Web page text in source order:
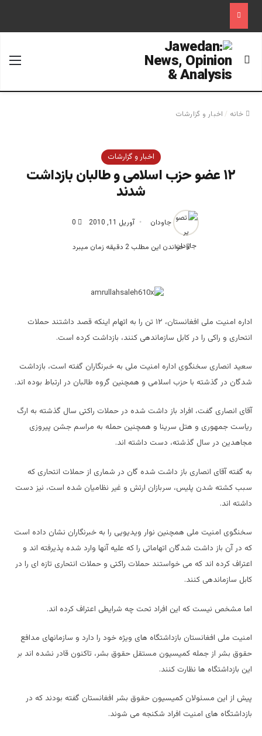
جستجو برای
خانه / اخبار و گزارشات
اخبار و گزارشات
۱۲ عضو حزب اسلامی و طالبان بازداشت
شدند
جاودان آوریل 11, 2010 0
خواندن این مطلب 2 دقیقه زمان میبرد
اداره امنیت ملی افغانستان، ۱۲ تن را به اتهام اینکه قصد داشتند حملات
انتحاری و راکی را در کابل سازماندهی کنند، بازداشت کرده است.
سعید انصاری سخنگوی اداره امنیت ملی به خبرنگاران گفته است، بازداشت
شدگان در گذشته با حزب اسلامی و همچنین گروه طالبان در ارتباط بوده اند.
آقای انصاری گفت، افراد باز داشت شده در حملات راکتی سال گذشته به ارگ
ریاست جمهوری و هتل سرینا و همچنین حمله به مراسم جشن پیروزی
مجاهدین در سال گذشته، دست داشته اند.
به گفته آقای انصاری باز داشت شده گان در شماری از حملات انتحاری که
سبب کشته شدن پلیس، سربازان ارتش و غیر نظامیان شده است، نیز دست
داشته اند.
سخنگوی امنیت ملی همچنین نوار ویدیویی را به خبرنگاران نشان داده است
که در آن باز داشت شدگان اتهاماتی را که علیه آنها وارد شده پذیرفته اند و
اعتراف کرده اند که می خواستند حملات راکتی و حملات انتحاری تازه ای را در
کابل سازماندهی کنند.
اما مشخص نیست که این افراد تحت چه شرایطی اعتراف کرده اند.
امنیت ملی افغانستان بازداشتگاه های ویژه خود را دارد و سازمانهای مدافع
حقوق بشر از جمله کمیسیون مستقل حقوق بشر، تاکنون قادر نشده اند بر
این بازداشتگاه ها نظارت کنند.
پیش از این مسئولان کمیسیون حقوق بشر افغانستان گفته بودند که در
بازداشتگاه های امنیت افراد شکنجه می شوند.